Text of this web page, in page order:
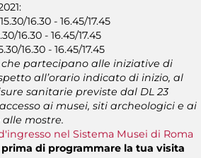
16.30 - 16.45/17.45
16.30 - 16.45/17.45
16.30 - 16.45/17.45
partecipano alle iniziative di
all’orario indicato di inizio, al
sanitarie previste dal DL 23
ai musei, siti archeologici e ai
mostre.
nel Sistema Musei di Roma
prima di programmare la tua visita